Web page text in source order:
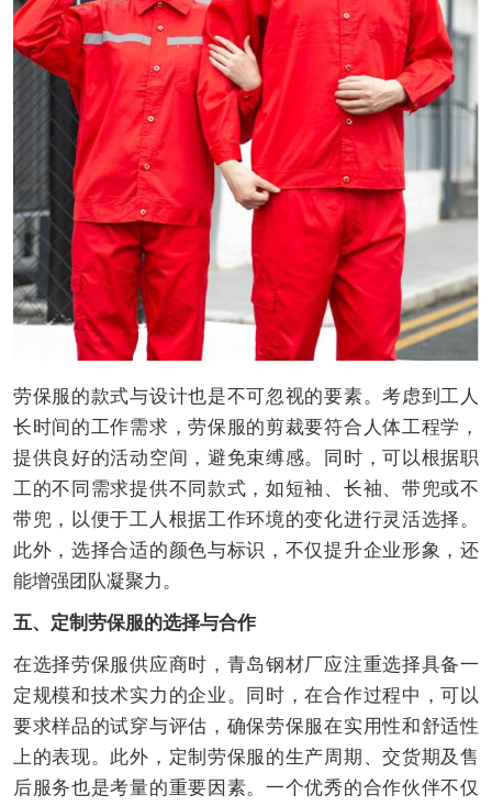
劳保服的款式与设计也是不可忽视的要素。考虑到工人
长时间的工作需求，劳保服的剪裁要符合人体工程学，
提供良好的活动空间，避免束缚感。同时，可以根据职
工的不同需求提供不同款式，如短袖、长袖、带兜或不
带兜，以便于工人根据工作环境的变化进行灵活选择。
此外，选择合适的颜色与标识，不仅提升企业形象，还
能增强团队凝聚力。
五、定制劳保服的选择与合作
在选择劳保服供应商时，青岛钢材厂应注重选择具备一
定规模和技术实力的企业。同时，在合作过程中，可以
要求样品的试穿与评估，确保劳保服在实用性和舒适性
上的表现。此外，定制劳保服的生产周期、交货期及售
后服务也是考量的重要因素。一个优秀的合作伙伴不仅